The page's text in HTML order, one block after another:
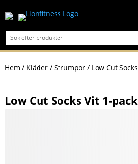
Hem / Kläder / Strumpor / Low Cut
Low Cut Socks Vit 1-pack